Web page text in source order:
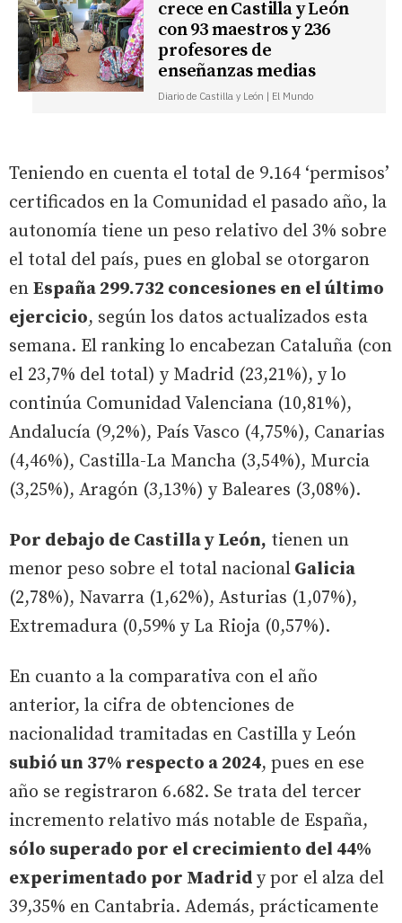
crece en Castilla y León
con 93 maestros y 236
profesores de
enseñanzas medias
Diario de Castilla y León | El Mundo
Teniendo en cuenta el total de 9.164 ‘permisos’
certificados en la Comunidad el pasado año, la
autonomía tiene un peso relativo del 3% sobre
el total del país, pues en global se otorgaron
en España 299.732 concesiones en el último
ejercicio, según los datos actualizados esta
semana. El ranking lo encabezan Cataluña (con
el 23,7% del total) y Madrid (23,21%), y lo
continúa Comunidad Valenciana (10,81%),
Andalucía (9,2%), País Vasco (4,75%), Canarias
(4,46%), Castilla-La Mancha (3,54%), Murcia
(3,25%), Aragón (3,13%) y Baleares (3,08%).
Por debajo de Castilla y León, tienen un
menor peso sobre el total nacional Galicia
(2,78%), Navarra (1,62%), Asturias (1,07%),
Extremadura (0,59% y La Rioja (0,57%).
En cuanto a la comparativa con el año
anterior, la cifra de obtenciones de
nacionalidad tramitadas en Castilla y León
subió un 37% respecto a 2024, pues en ese
año se registraron 6.682. Se trata del tercer
incremento relativo más notable de España,
sólo superado por el crecimiento del 44%
experimentado por Madrid y por el alza del
39,35% en Cantabria. Además, prácticamente